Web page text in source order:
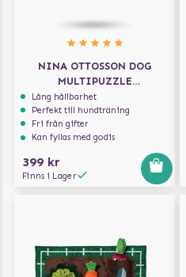
NINA OTTOSSON DOG
MULTIPUZZLE
AKTIVERINGSLEKSAK
Lång hållbarhet
Perfekt till hundträning
Fri från gifter
Kan fyllas med godis
399 kr
Finns i Lager